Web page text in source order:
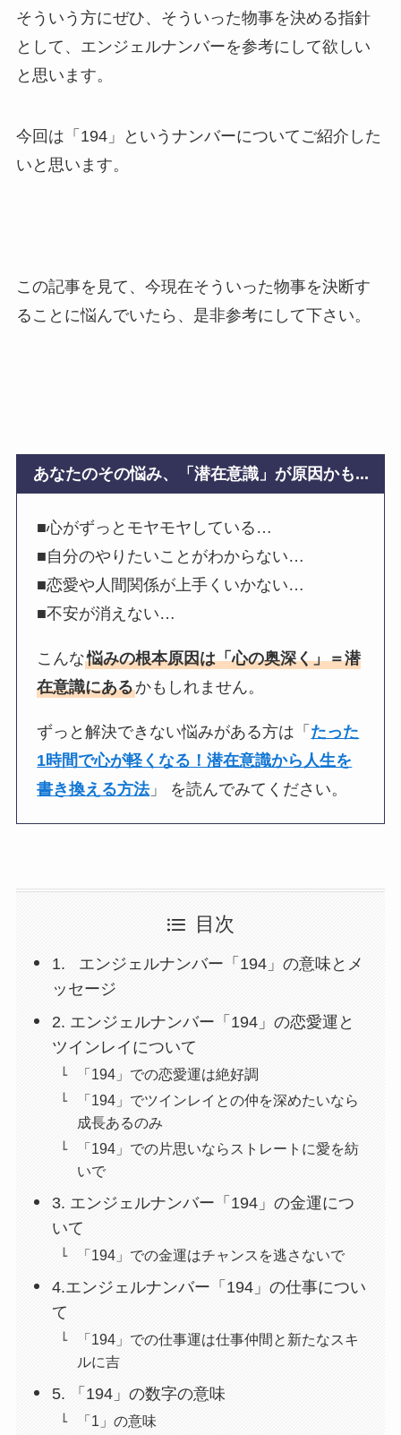
そういう方にぜひ、そういった物事を決める指針
として、エンジェルナンバーを参考にして欲しい
と思います。
今回は「194」というナンバーについてご紹介した
いと思います。
この記事を見て、今現在そういった物事を決断す
ることに悩んでいたら、是非参考にして下さい。
あなたのその悩み、「潜在意識」が原因かも...
■心がずっとモヤモヤしている…
■自分のやりたいことがわからない…
■恋愛や人間関係が上手くいかない…
■不安が消えない…
こんな悩みの根本原因は「心の奥深く」＝潜
在意識にあるかもしれません。
ずっと解決できない悩みがある方は「 たった
1時間で心が軽くなる！潜在意識から人生を
書き換える方法」 を読んでみてください。
目次
1. エンジェルナンバー「194」の意味とメ
ッセージ
2. エンジェルナンバー「194」の恋愛運と
ツインレイについて
「194」での恋愛運は絶好調
「194」でツインレイとの仲を深めたいなら
成長あるのみ
「194」での片思いならストレートに愛を紡
いで
3. エンジェルナンバー「194」の金運につ
いて
「194」での金運はチャンスを逃さないで
4.エンジェルナンバー「194」の仕事につい
て
「194」での仕事運は仕事仲間と新たなスキ
ルに吉
5. 「194」の数字の意味
「1」の意味